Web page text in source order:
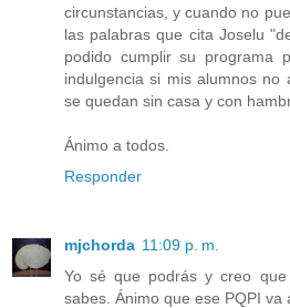
circunstancias, y cuando no
las palabras que cita Joselu
podido cumplir su programa
indulgencia si mis alumnos
se quedan sin casa y con
Ánimo a todos.
Responder
mjchorda 11:09 p. m.
Yo sé que podrás y creo
sabes. Ánimo que ese PQPI va